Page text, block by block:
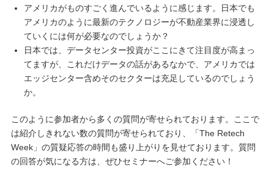
アメリカがものすごく進んでいるように感じます。日本でも
アメリカのように最新のテクノロジーが不動産業界に浸透し
ていくには何が必要なのでしょうか？
日本では、データセンター投資がここにきて注目度が高まっ
てますが、これだけデータの話があるなかで、アメリカでは
エッジセンター含めそのセクターは充足しているのでしょう
か。
このように参加者から多くの質問が寄せられております。ここで
は紹介しきれない数の質問が寄せられており、「The Retech
Week」の質疑応答の時間も盛り上がりを見せております。質問
の回答が気になる方は、ぜひセミナーへご参加ください！